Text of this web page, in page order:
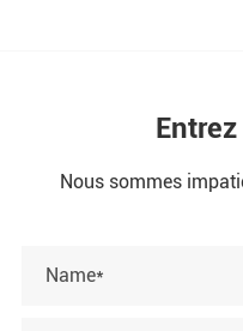
Nous sommes